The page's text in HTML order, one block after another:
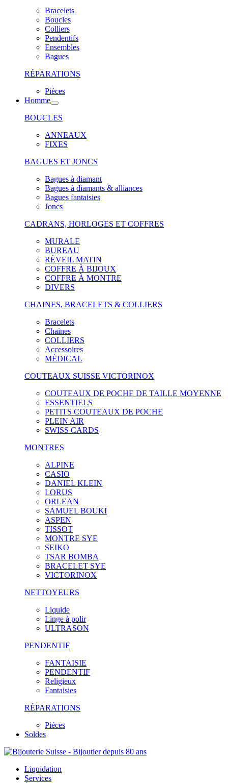
Bracelets
Boucles
Colliers
Pendentifs
Ensembles
Bagues
RÉPARATIONS
Pièces
Homme
BOUCLES
ANNEAUX
FIXES
BAGUES ET JONCS
Bagues à diamant
Bagues à diamants & alliances
Bagues fantaisies
Joncs
CADRANS, HORLOGES ET COFFRES
MURALE
BUREAU
RÉVEIL MATIN
COFFRE À BIJOUX
COFFRE À MONTRE
DIVERS
CHAINES, BRACELETS & COLLIERS
Bracelets
Chaines
COLLIERS
Accessoires
MÉDICAL
COUTEAUX SUISSE VICTORINOX
COUTEAUX DE POCHE DE TAILLE MOYENNE
ESSENTIELS
PETITS COUTEAUX DE POCHE
PLEIN AIR
SWISS CARDS
MONTRES
ALPINE
CASIO
DANIEL KLEIN
LORUS
ORLEAN
SAMUEL BOUKI
ASPEN
TISSOT
MONTRE SYE
SEIKO
TSAR BOMBA
BRACELET SYE
VICTORINOX
NETTOYEURS
Liquide
Linge à polir
ULTRASON
PENDENTIF
FANTAISIE
PENDENTIF
Religieux
Fantaisies
RÉPARATIONS
Pièces
Soldes
Liquidation
Services